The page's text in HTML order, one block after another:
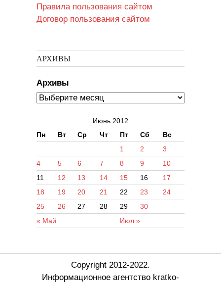
Правила пользования сайтом
Договор пользования сайтом
АРХИВЫ
Архивы
Июнь 2012
Пн
Вт Ср Чт Пт Сб Вс
« Май Июл »
1 2
3
4
5 6 7 8 9
10
11
12 13 14 15 16
17
18
19 20 21 22 23
24
25
26 27 28 29 30
Copyright 2012-2022.
Информационное агентство kratko-